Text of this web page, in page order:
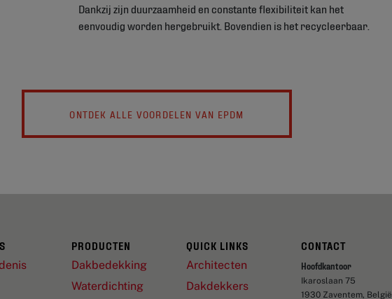
Dankzij zijn duurzaamheid en constante flexibiliteit kan het
eenvoudig worden hergebruikt. Bovendien is het recycleerbaar.
ONTDEK ALLE VOORDELEN VAN EPDM
PRODUCTEN
Dakbedekking
Waterdichting
QUICK LINKS
Architecten
Dakdekkers
CONTACT
Hoofdkantoor
Ikaroslaan 75
1930 Zaventem, België